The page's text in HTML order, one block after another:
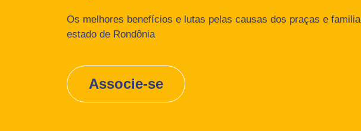
Os melhores benefícios e lutas pelas causas dos praças e
estado de Rondônia
Associe-se